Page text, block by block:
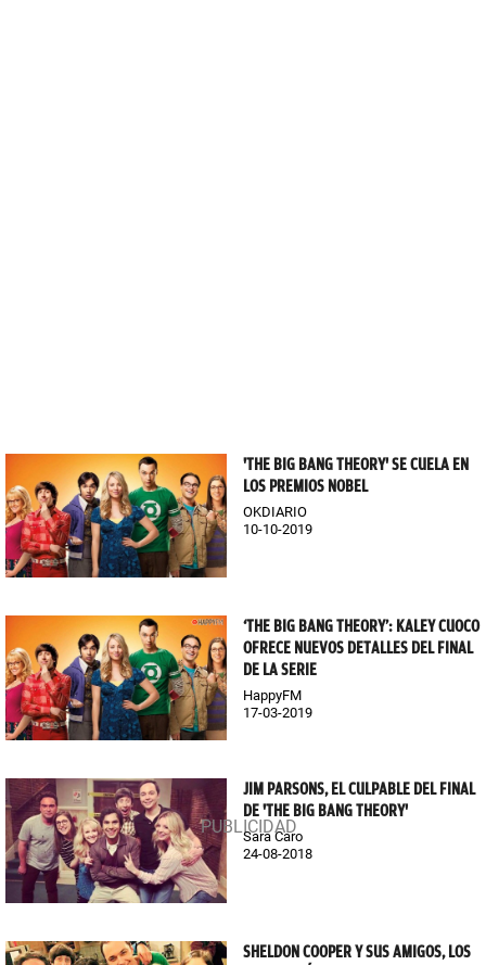
'THE BIG BANG THEORY' SE CUELA EN
LOS PREMIOS NOBEL
OKDIARIO
10-10-2019
‘THE BIG BANG THEORY’: KALEY CUOCO
OFRECE NUEVOS DETALLES DEL FINAL
DE LA SERIE
HappyFM
17-03-2019
JIM PARSONS, EL CULPABLE DEL FINAL
DE 'THE BIG BANG THEORY'
Sara Caro
24-08-2018
SHELDON COOPER Y SUS AMIGOS, LOS